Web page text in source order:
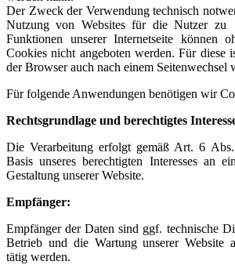
Der Zweck der Verwendung technisch
Nutzung von Websites für die Nutzer zu
Funktionen unserer Internetseite können
Cookies nicht angeboten werden. Für diese
der Browser auch nach einem Seitenwechsel
Für folgende Anwendungen benötigen wir
Rechtsgrundlage und berechtigtes
Die Verarbeitung erfolgt gemäß Art. 6
Basis unseres berechtigten Interesses an
Gestaltung unserer Website.
Empfänger:
Empfänger der Daten sind ggf. technische
Betrieb und die Wartung unserer Website
tätig werden.